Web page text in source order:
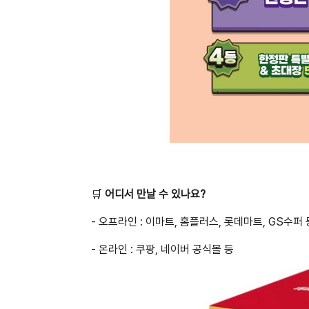
🛒 어디서 만날 수 있나요?
- 오프라인 : 이마트, 홈플러스, 롯데마트, GS수퍼
- 온라인 : 쿠팡, 네이버 공식몰 등